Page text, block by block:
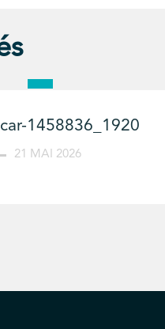
1458836_1920
21 MAI 2026